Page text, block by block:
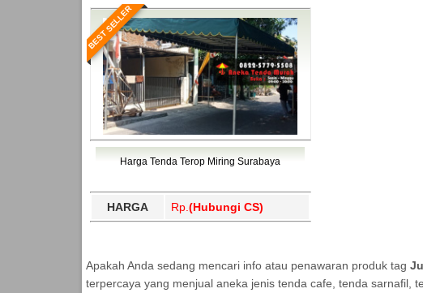
BEST SELLER
Harga Tenda Terop Miring Surabaya
HARGA Rp. (Hubungi CS)
Apakah Anda sedang mencari info atau penawaran produk tag
terpercaya yang menjual aneka jenis tenda cafe, tenda sarnafil,